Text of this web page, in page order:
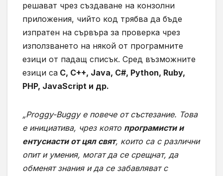
решават чрез създаване на конзолни
приложения, чийто код трябва да бъде
изпратен на сървъра за проверка чрез
използването на някой от програмните
езици от падащ списък. Сред възможните
езици са C, C++, Java, C#, Python, Ruby,
PHP, JavaScript и др.
„Proggy-Buggy е повече от състезание. Това
е инициатива, чрез която програмисти и
ентусиасти от цял свят, които са с различни
опит и умения, могат да се срещнат, да
обменят знания и да се забавляват с